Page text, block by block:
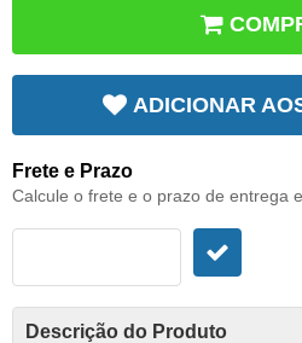
ADICIONAR
Frete e Prazo
Calcule o frete e o prazo de entrega
Descrição do Produto